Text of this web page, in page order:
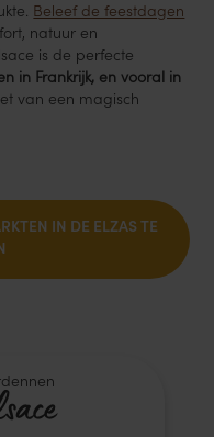
Beleef de feestdagen
natuur en
is de perfecte
in Frankrijk, en vooral in
van een magisch
IN DE ELZAS TE